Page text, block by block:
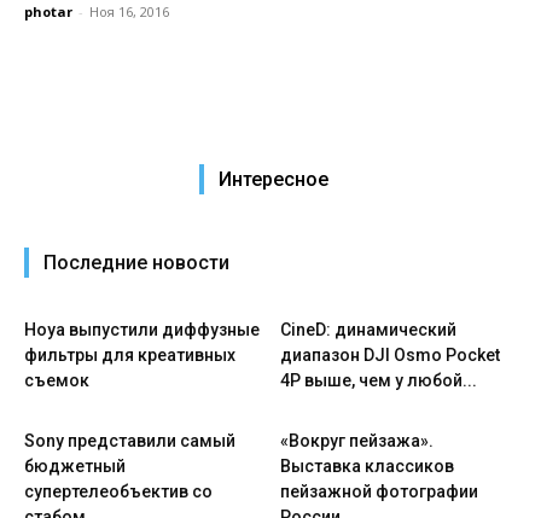
photar - Ноя 16, 2016
Интересное
Последние новости
Hoya выпустили диффузные
фильтры для креативных
съемок
CineD: динамический
диапазон DJI Osmo Pocket
4P выше, чем у любой...
Sony представили самый
бюджетный
супертелеобъектив со
«Вокруг пейзажа».
Выставка классиков
пейзажной фотографии